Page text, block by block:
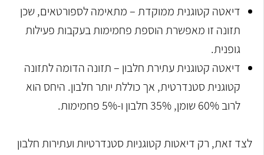
דיאטה קטוגנית ממוקדת – מתאימה לספורטאים, שכן
תזונה זו מאפשרת הוספת פחמימות בעקבות פעילות
גופנית.
דיאטה קטוגנית עתירת חלבון – תזונה הדומה לתזונה
קטוגנית סטנדרטית, אך כוללת יותר חלבון. היחס הוא
לרוב 60% שומן, 35% חלבון ו-5% פחמימות.
לצד זאת, רק דיאטות קטוגניות סטנדרטיות ועתירות חלבון